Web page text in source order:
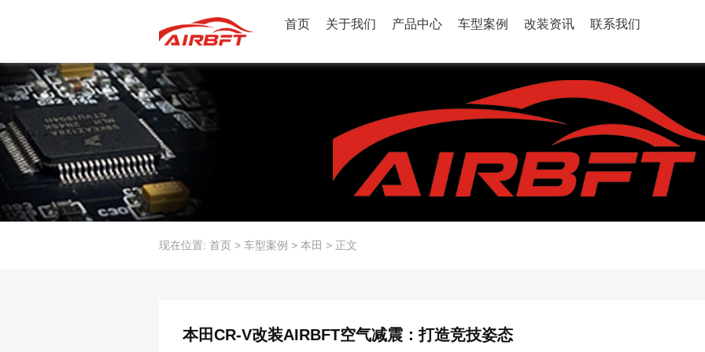
首页 关于我们 产品中心 车型案例 改装资讯 联系我们
现在位置: 首页 > 车型案例 > 本田 > 正文
本田CR-V改装AIRBFT空气减震：打造竞技姿态